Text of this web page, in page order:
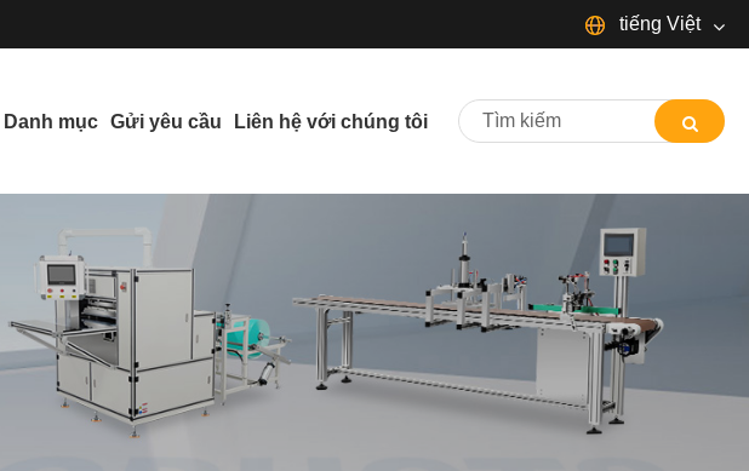
tiếng Việt
Français 日本語 Deutsch
Italiano Nederlands ภาษาไทย
Svenska magyar
বাংলা ভাষার Dansk Suomi
Pilipino Türkçe Gaeilge
Danh mục Gửi yêu cầu Liên hệ với chúng tôi